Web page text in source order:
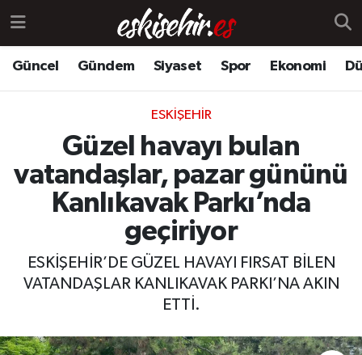
Güncel Gündem Siyaset Spor Ekonomi
ESKIŞEHIR
Güzel havayı bulan
vatandaşlar, pazar gününü
Kanlıkavak Parkı’nda
geçiriyor
ESKİŞEHİR’DE GÜZEL HAVAYI FIRSAT BİLEN
VATANDAŞLAR KANLIKAVAK PARKI’NA AKIN
ETTİ.